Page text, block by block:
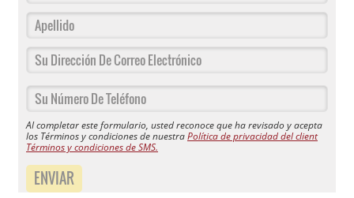
Al completar este formulario, usted reconoce que ha revisado y acepta
los Términos y condiciones de nuestraPolítica de privacidad del client
Términos y condiciones de SMS.
ENVIAR